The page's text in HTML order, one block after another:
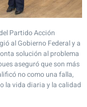
Partido Acción
al Gobierno Federal y a
solución al problema
aseguró que son más
no como una falla,
la vida diaria y la calidad